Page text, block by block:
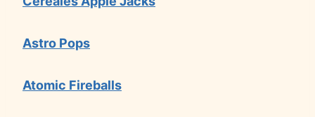
Astro Pops
Atomic Fireballs